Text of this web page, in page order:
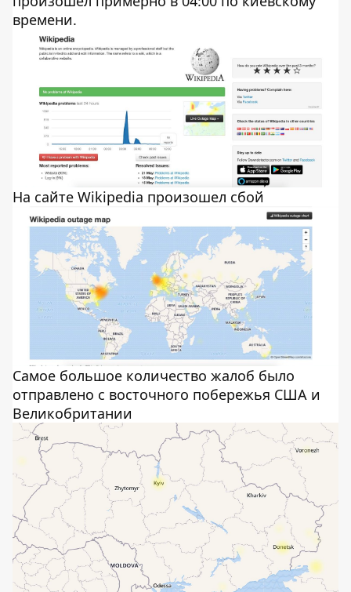
времени.
На сайте Wikipedia произошел сбой
Самое большое количество жалоб было
отправлено с восточного побережья США и
Великобритании